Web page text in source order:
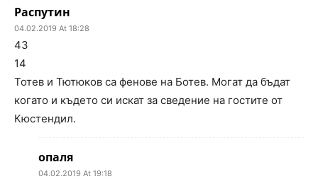
Распутин
04.02.2019 At 18:28
43
14
Тотев и Тютюков са фенове на Ботев. Могат да бъдат
когато и където си искат за сведение на гостите от
Кюстендил.
опаля
04.02.2019 At 19:18